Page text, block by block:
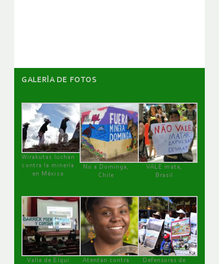
GALERÌA DE FOTOS
Wirakutas luchan
contra la minería
en México
No a Dominga,
Chile
VALE mata,
Brasil
Valle de Elqui
Atentan contra
Defensoras de